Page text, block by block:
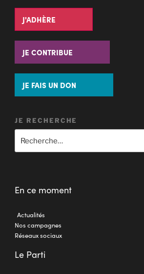
J'ADHÈRE
JE CONTRIBUE
JE FAIS UN DON
JE RECHERCHE
En ce moment
Actualités
Nos campagnes
Réseaux sociaux
Le Parti